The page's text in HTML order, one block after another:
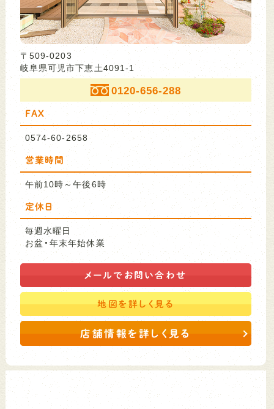
〒509-0203
岐阜県可児市下恵土4091-1
0120-656-288
FAX
0574-60-2658
営業時間
午前10時～午後6時
定休日
毎週水曜日
お盆・年末年始休業
メールで お問い合わせ
地図を詳しく見る
店舗情報を詳しく見る